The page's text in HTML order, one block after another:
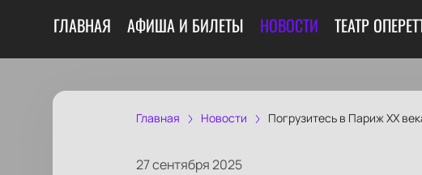
ГЛАВНАЯ АФИША И БИЛЕТЫ НОВОСТИ ТЕАТР
Главная Новости Погрузитесь в Париж XX
27 сентября 2025